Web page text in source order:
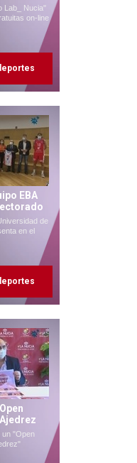
Lab_ Nucia"
on-line
EBA
de
en el
"Open